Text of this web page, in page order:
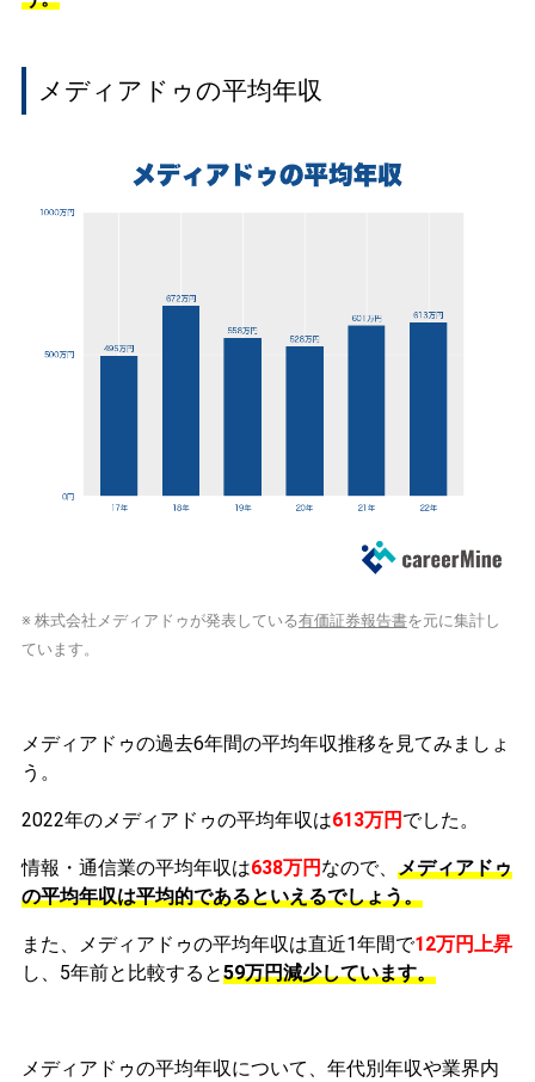
メディアドゥの平均年収
※ 株式会社メディアドゥが発表している有価証券報告書を元に集計し
ています。
メディアドゥの過去6年間の平均年収推移を見てみましょ
う。
2022年のメディアドゥの平均年収は613万円 でした。
情報・通信業の平均年収は638万円 なので、 メディアドゥ
の平均年収は平均的であるといえるでしょう。
また、メディアドゥの平均年収は直近1年間で12万円上昇
し、5年前と比較すると59万円減少しています。
メディアドゥの平均年収について、年代別年収や業界内